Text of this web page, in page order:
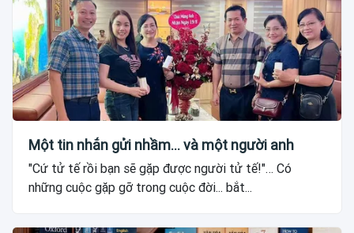
Một tin nhắn gửi nhầm... và một người anh
"Cứ tử tế rồi bạn sẽ gặp được người tử tế!"… Có
những cuộc gặp gỡ trong cuộc đời... bắt...